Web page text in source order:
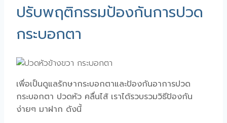
ปรับพฤติกรรมป้องกันการปวด
กระบอกตา
เพื่อเป็นดูแลรักษากระบอกตาและป้องกันอาการปวด
กระบอกตา ปวดหัว คลื่นไส้ เราได้รวบรวมวิธีป้องกัน
ง่ายๆ มาฝาก ดังนี้